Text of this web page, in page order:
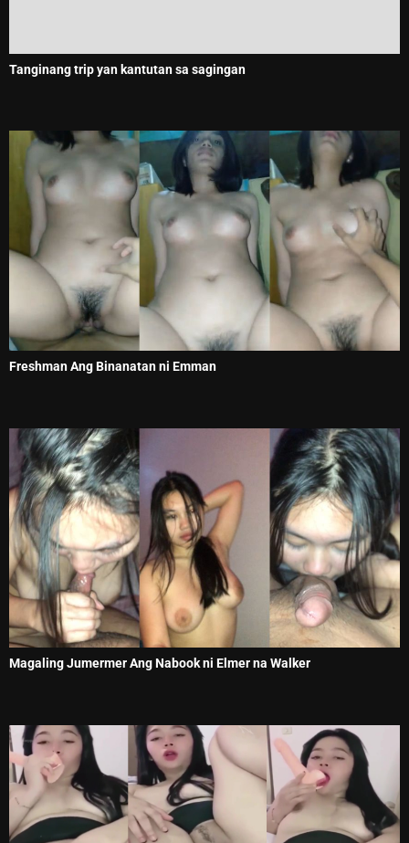
Tanginang trip yan kantutan sa sagingan
Freshman Ang Binanatan ni Emman
Magaling Jumermer Ang Nabook ni Elmer na Walker